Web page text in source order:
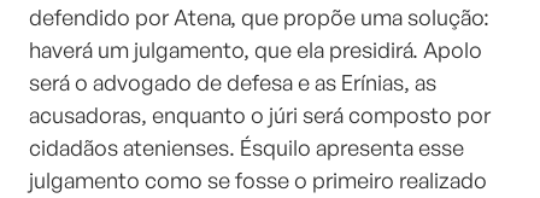
defendido por Atena, que propõe uma solução:
haverá um julgamento, que ela presidirá. Apolo
será o advogado de defesa e as Erínias, as
acusadoras, enquanto o júri será composto por
cidadãos atenienses. Ésquilo apresenta esse
julgamento como se fosse o primeiro realizado